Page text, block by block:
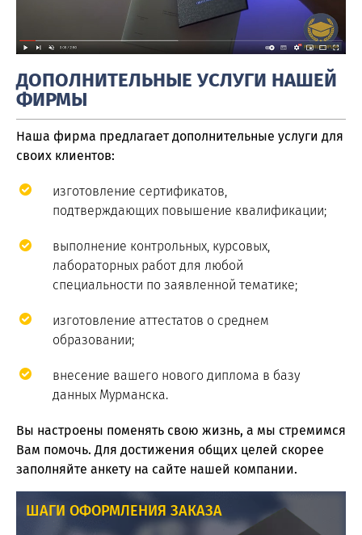
ДОПОЛНИТЕЛЬНЫЕ УСЛУГИ НАШЕЙ
ФИРМЫ
Наша фирма предлагает дополнительные услуги для
своих клиентов:
изготовление сертификатов,
подтверждающих повышение квалификации;
выполнение контрольных, курсовых,
лабораторных работ для любой
специальности по заявленной тематике;
изготовление аттестатов о среднем
образовании;
внесение вашего нового диплома в базу
данных Мурманска.
Вы настроены поменять свою жизнь, а мы стремимся
Вам помочь. Для достижения общих целей скорее
заполняйте анкету на сайте нашей компании.
ШАГИ ОФОРМЛЕНИЯ ЗАКАЗА